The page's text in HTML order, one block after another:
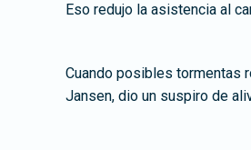
Eso redujo la asistencia al
Cuando posibles tormentas
Jansen, dio un suspiro de